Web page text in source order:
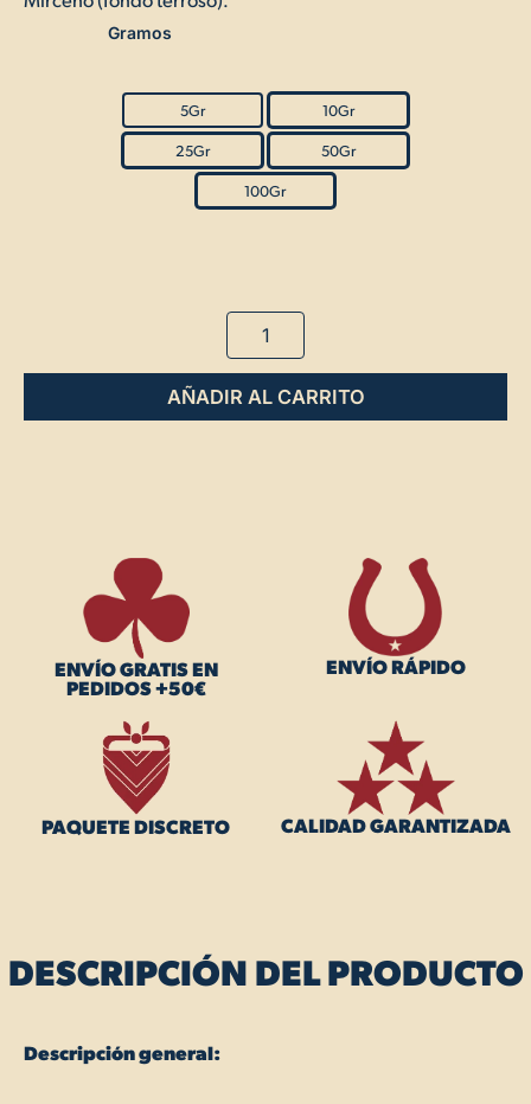
Gramos
5Gr 10Gr
25Gr 50Gr
100Gr
cantidad
AÑADIR AL CARRITO
ENVÍO GRATIS EN
PEDIDOS +50€
ENVÍO RÁPIDO
PAQUETE DISCRETO CALIDAD GARANTIZADA
DESCRIPCIÓN DEL PRODUCTO
Descripción general: